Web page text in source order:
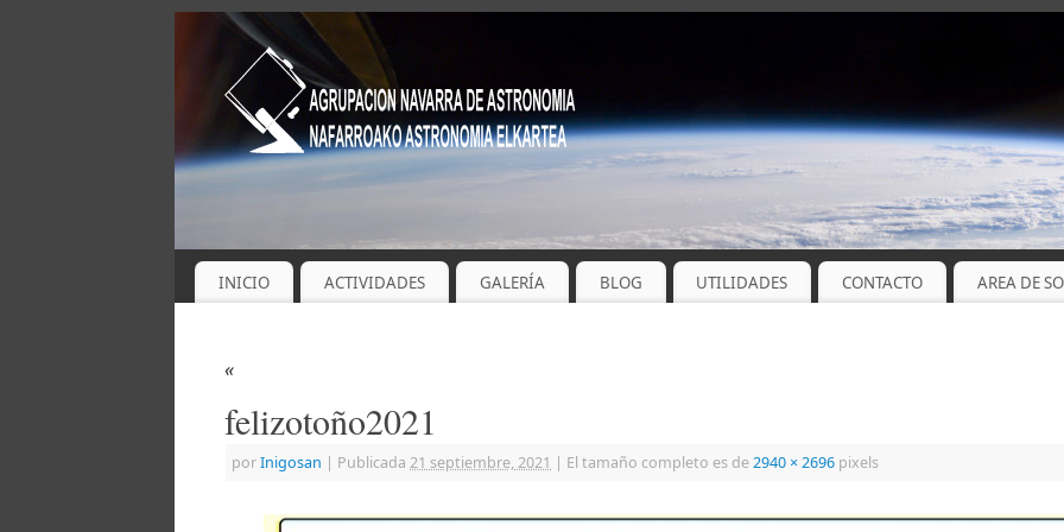
INICIO ACTIVIDADES GALERÍA BLOG UTILIDADES CONTACTO AREA DE
«
felizotoño2021
porInigosan | Publicada 21 septiembre, 2021 | El tamaño completo es de2940 × 2696 pixels